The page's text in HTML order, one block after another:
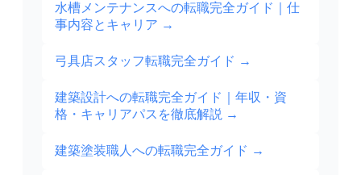
水槽メンテナンスへの転職完全ガイド｜仕
事内容とキャリア →
弓具店スタッフ転職完全ガイド →
建築設計への転職完全ガイド｜年収・資
格・キャリアパスを徹底解説 →
建築塗装職人への転職完全ガイド →